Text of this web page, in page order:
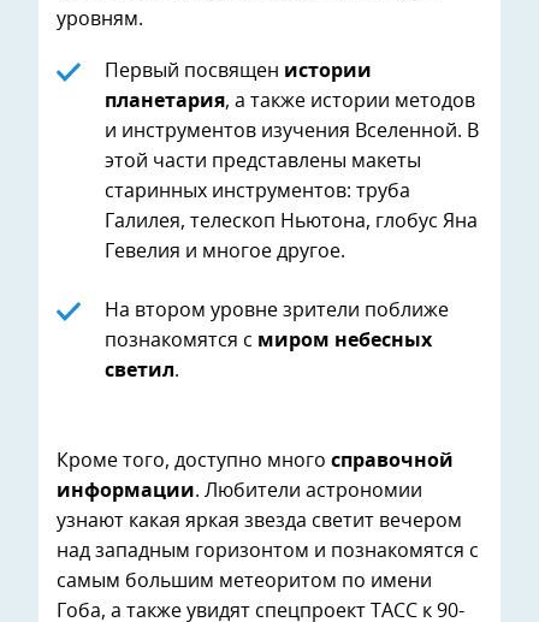
уровням.
Первый посвящен истории
планетария, а также истории методов
и инструментов изучения Вселенной. В
этой части представлены макеты
старинных инструментов: труба
Галилея, телескоп Ньютона, глобус Яна
Гевелия и многое другое.
На втором уровне зрители поближе
познакомятся с миром небесных
светил.
Кроме того, доступно много справочной
информации. Любители астрономии
узнают какая яркая звезда светит вечером
над западным горизонтом и познакомятся с
самым большим метеоритом по имени
Гоба, а также увидят спецпроект ТАСС к 90-